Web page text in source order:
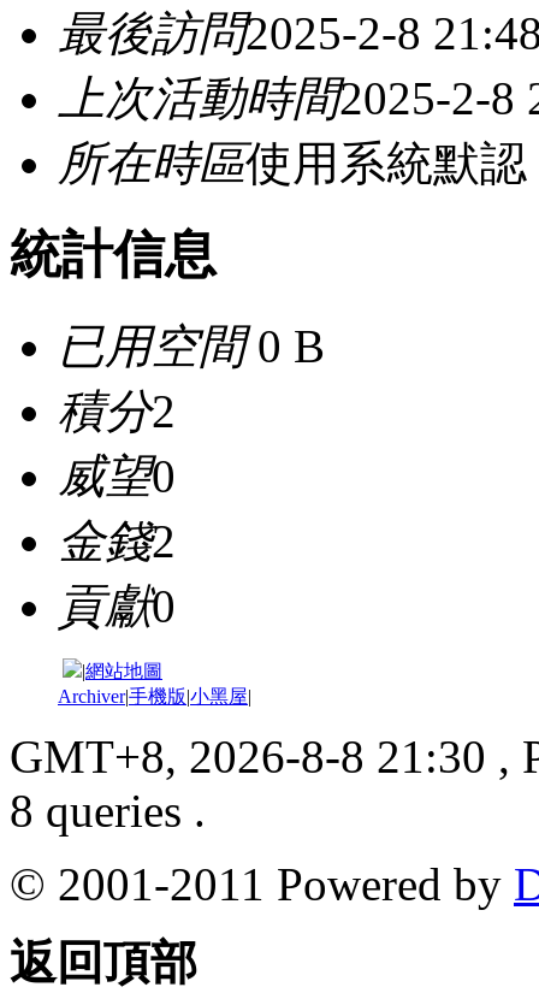
最後訪問2025-2-8
上次活動時間2025-2-8
所在時區使用系統默認
統計信息
已用空間0 B
積分2
威望0
金錢2
貢獻0
|網站地圖
Archiver|手機版|小黑屋|
GMT+8, 2026-8-8 21:30 ,
8 queries .
© 2001-2011 Powered by
返回頂部